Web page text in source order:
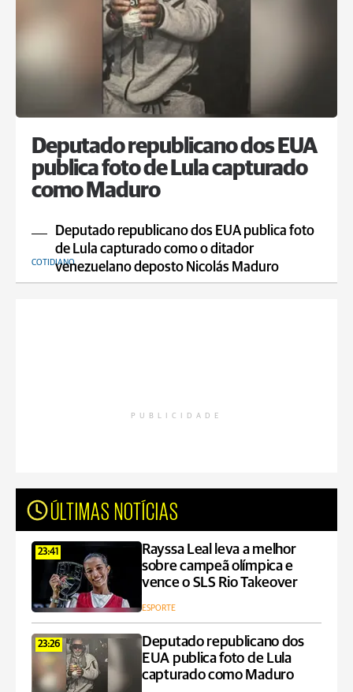
Deputado republicano dos EUA
publica foto de Lula capturado
como Maduro
Deputado republicano dos EUA publica foto
de Lula capturado como o ditador
venezuelano deposto Nicolás Maduro
COTIDIANO
PUBLICIDADE
ÚLTIMAS NOTÍCIAS
23:41
Rayssa Leal leva a melhor
sobre campeã olímpica e
vence o SLS Rio Takeover
ESPORTE
23:26
Deputado republicano dos
EUA publica foto de Lula
capturado como Maduro